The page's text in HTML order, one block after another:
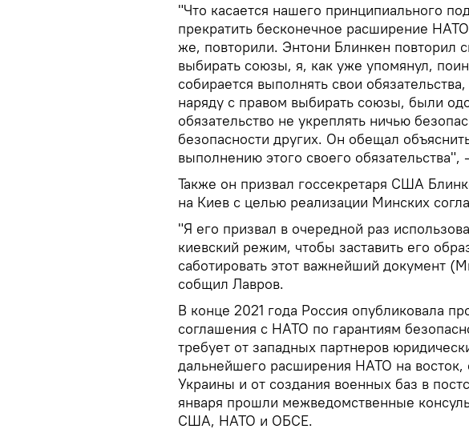
"Что касается нашего принципиального
прекратить бесконечное расширение
же, повторили. Энтони Блинкен повторил
выбирать союзы, я, как уже упомянул,
собирается выполнять свои
наряду с правом выбирать союзы, были
обязательство не укреплять ничью
безопасности других. Он обещал
выполнению этого своего обязательства",
Также он призвал госсекретаря США
на Киев с целью реализации Минских
"Я его призвал в очередной раз
киевский режим, чтобы заставить его
саботировать этот важнейший документ
собщил Лавров.
В конце 2021 года Россия опубликовала
соглашения с НАТО по гарантиям
требует от западных партнеров
дальнейшего расширения НАТО на восток,
Украины и от создания военных баз в
января прошли межведомственные
США, НАТО и ОБСЕ.